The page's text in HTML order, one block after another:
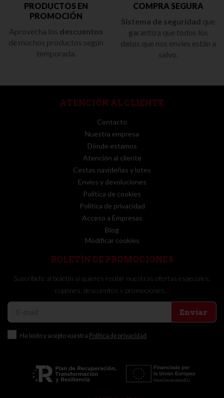
PRODUCTOS EN
PROMOCIÓN
Aprovecha los descuentos
de muchos productos según
temporada.
COMPRA SEGURA
Sistema de seguridad que
garantiza que todos los
datos que nos envíes están a
salvo.
ATENCIÓN AL CLIENTE
Contacto
Nuestra empresa
Dónde estamos
Atención al cliente
Cestas navideñas y lotes
Envíos y devoluciones
Política de cookies
Política de privacidad
Acceso a Empresas
Blog
Modificar cookies
BOLETÍN DE PROMOCIONES
Suscríbete al boletín si quieres recibir nuestras ofertas especiales,
cupones, descuentos y promociones…
Enviar
He leído y acepto vuestra Política de privacidad